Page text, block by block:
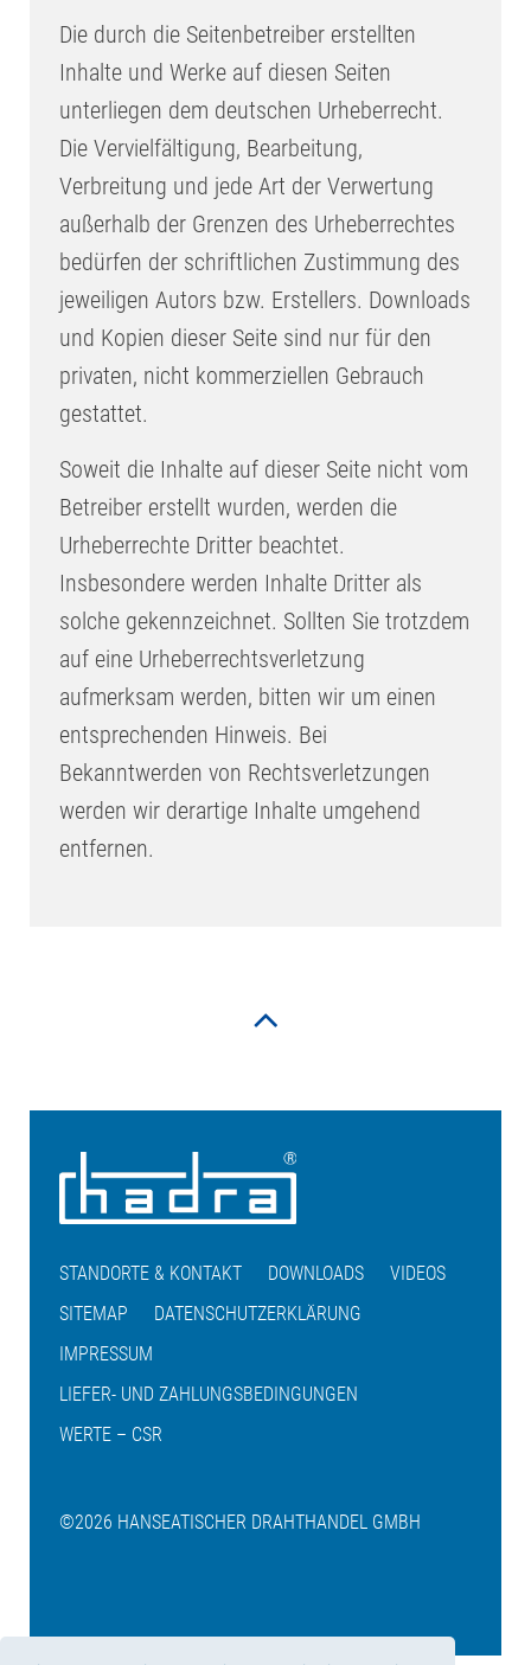
Die durch die Seitenbetreiber erstellten
Inhalte und Werke auf diesen Seiten
unterliegen dem deutschen Urheberrecht.
Die Vervielfältigung, Bearbeitung,
Verbreitung und jede Art der Verwertung
außerhalb der Grenzen des Urheberrechtes
bedürfen der schriftlichen Zustimmung des
jeweiligen Autors bzw. Erstellers. Downloads
und Kopien dieser Seite sind nur für den
privaten, nicht kommerziellen Gebrauch
gestattet.
Soweit die Inhalte auf dieser Seite nicht vom
Betreiber erstellt wurden, werden die
Urheberrechte Dritter beachtet.
Insbesondere werden Inhalte Dritter als
solche gekennzeichnet. Sollten Sie trotzdem
auf eine Urheberrechtsverletzung
aufmerksam werden, bitten wir um einen
entsprechenden Hinweis. Bei
Bekanntwerden von Rechtsverletzungen
werden wir derartige Inhalte umgehend
entfernen.
STANDORTE & KONTAKT DOWNLOADS
VIDEOS
SITEMAP
DATENSCHUTZERKLÄRUNG
IMPRESSUM
LIEFER- UND ZAHLUNGSBEDINGUNGEN
WERTE – CSR
©2026 HANSEATISCHER DRAHTHANDEL GMBH